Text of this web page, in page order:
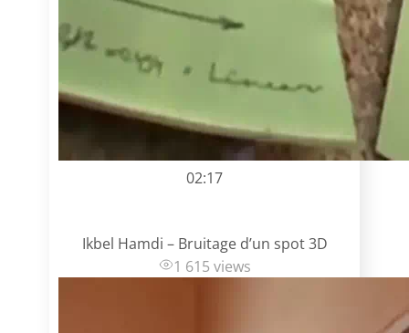
02:17
Ikbel Hamdi – Bruitage d’un spot 3D
1 615 views